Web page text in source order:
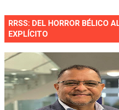
RRSS: DEL HORROR BÉLICO
EXPLÍCITO